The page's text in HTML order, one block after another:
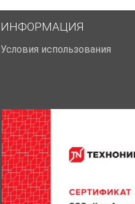
ИНФОРМАЦИЯ
Условия использования